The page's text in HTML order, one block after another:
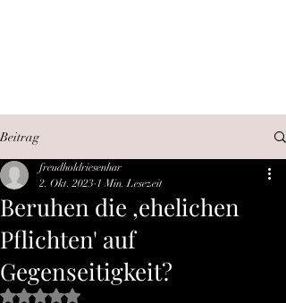
Beitrag
Beruhen die ,ehelichen
Pflichten' auf
Gegenseitigkeit?
freudholdriesenhar
2. Okt. 2023 1 Min. Lesezeit
Mit NaN von 5 Sternen bewertet.